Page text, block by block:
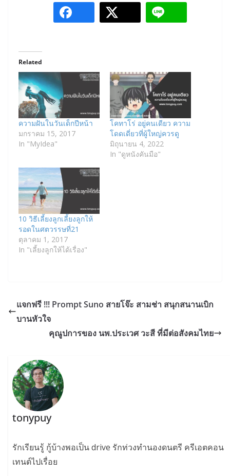
Related
ความฝันในวันเด็กปีหน้า
มกราคม 15, 2017
In "MyIdea"
โคทาโร่ อยู่คนเดียว ความ
โดดเดี่ยวที่ผู้ใหญ่ควรดู
มิถุนายน 4, 2022
In "ดูหนังคันมือ"
10 วิธีเลี้ยงลูกเลี้ยงลูกให้
รอดในศตวรรษที่21
ตุลาคม 1, 2017
In "เลี้ยงลูกให้ได้เรื่อง"
แจกฟรี !!! Prompt Suno สายโจ๊ะ สามช่า สนุกสนานเบิก
บานหัวใจ
คุณูปการของ นพ.ประเวศ วะสี ที่มีต่อสังคมไทย
tonypuy
รักเรียนรู้ กู้บ้างพอเป็น drive รักท่วงทำนองดนตรี ครีเอตคอน
เทนต์ไปเรื่อย